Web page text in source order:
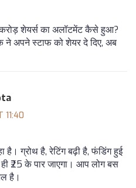
शेयर्स का अलॉटमेंट कैसे हुआ?
ने अपने स्टाफ को शेयर दे दिए, अब
11:40
है। ग्रोथ है, रेटिंग बढ़ी है, फंडिंग हुई
₹25 के पार जाएगा। आप लोग बस
है।